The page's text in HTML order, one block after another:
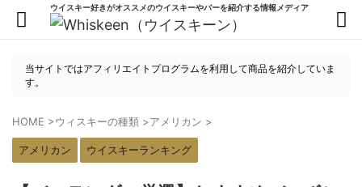
ウイスキー好きがオススメのウイスキーやバーを紹介する情報メディア
当サイトではアフィリエイトプログラムを利用して商品を紹介していま
す。
HOME >ウィスキーの種類 >アメリカン >
アメリカン ウイスキーランキング